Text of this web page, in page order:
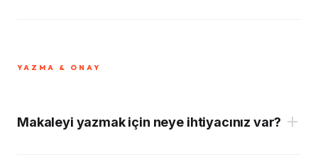
Kurumsal Plan:
YAZMA & ONAY
Makaleyi yazmak için neye ihtiyacınız var?